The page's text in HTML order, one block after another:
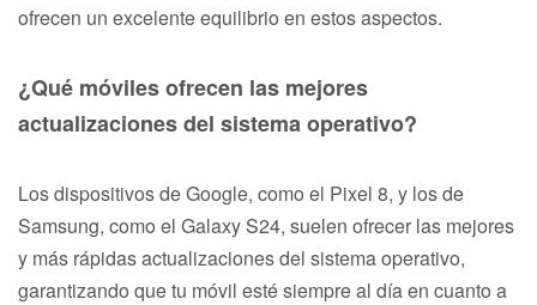
ofrecen un excelente equilibrio en estos aspectos.
¿Qué móviles ofrecen las mejores
actualizaciones del sistema operativo?
Los dispositivos de Google, como el Pixel 8, y los de
Samsung, como el Galaxy S24, suelen ofrecer las mejores
y más rápidas actualizaciones del sistema operativo,
garantizando que tu móvil esté siempre al día en cuanto a